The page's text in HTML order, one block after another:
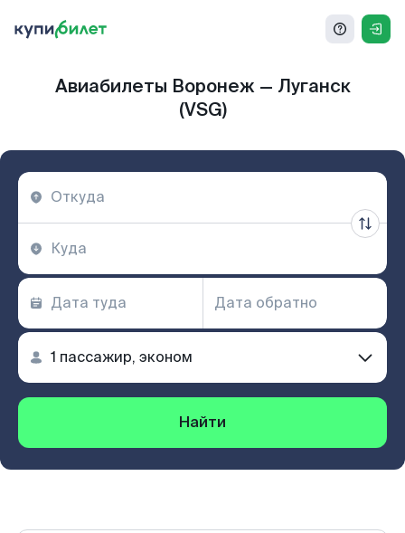
Авиабилеты Воронеж — Луганск
(VSG)
Найти